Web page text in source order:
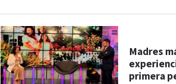
Madres
primera